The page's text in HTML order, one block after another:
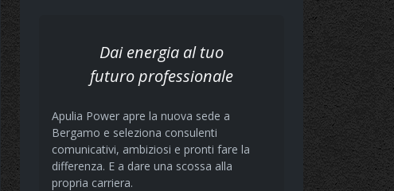
Dai energia al tuo
futuro professionale
Apulia Power apre la nuova sede a
Bergamo e seleziona consulenti
comunicativi, ambiziosi e pronti fare la
differenza. E a dare una scossa alla
propria carriera.